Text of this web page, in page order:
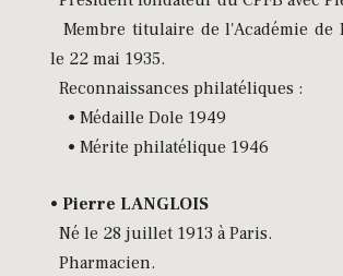
Membre titulaire de l'Académie de
le 22 mai 1935.
Reconnaissances philatéliques :
• Médaille Dole 1949
• Mérite philatélique 1946
• Pierre LANGLOIS
Né le 28 juillet 1913 à Paris.
Pharmacien.